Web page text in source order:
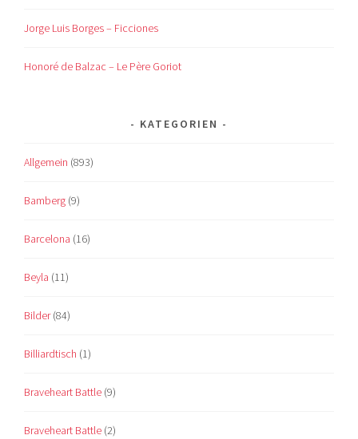
Jorge Luis Borges – Ficciones
Honoré de Balzac – Le Père Goriot
KATEGORIEN
Allgemein (893)
Bamberg (9)
Barcelona (16)
Beyla (11)
Bilder(84)
Billiardtisch (1)
Braveheart Battle (9)
Braveheart Battle (2)